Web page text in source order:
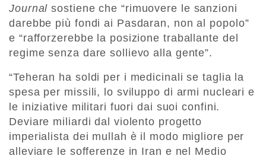
Journalsostiene che “rimuovere le sanzioni
darebbe più fondi ai Pasdaran, non al popolo”
e “rafforzerebbe la posizione traballante del
regime senza dare sollievo alla gente”.
“Teheran ha soldi per i medicinali se taglia la
spesa per missili, lo sviluppo di armi nucleari e
le iniziative militari fuori dai suoi confini.
Deviare miliardi dal violento progetto
imperialista dei mullah è il modo migliore per
alleviare le sofferenze in Iran e nel Medio